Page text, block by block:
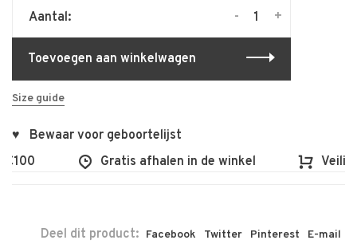
Aantal: +
-
Toevoegen aan winkelwagen
Size guide
♥ Bewaar voor geboortelijst
Gratis afhalen in de winkel Veilig
Deel dit product: Facebook Twitter Pinterest E-mail